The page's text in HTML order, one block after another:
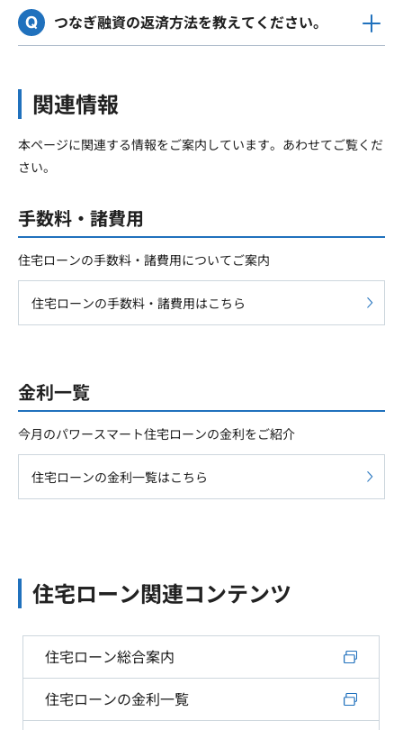
つなぎ融資の返済方法を教えてください。
関連情報
本ページに関連する情報をご案内しています。あわせてご覧くだ
さい。
手数料・諸費用
住宅ローンの手数料・諸費用についてご案内
住宅ローンの手数料・諸費用はこちら
金利一覧
今月のパワースマート住宅ローンの金利をご紹介
住宅ローンの金利一覧はこちら
住宅ローン関連コンテンツ
住宅ローン総合案内
住宅ローンの金利一覧